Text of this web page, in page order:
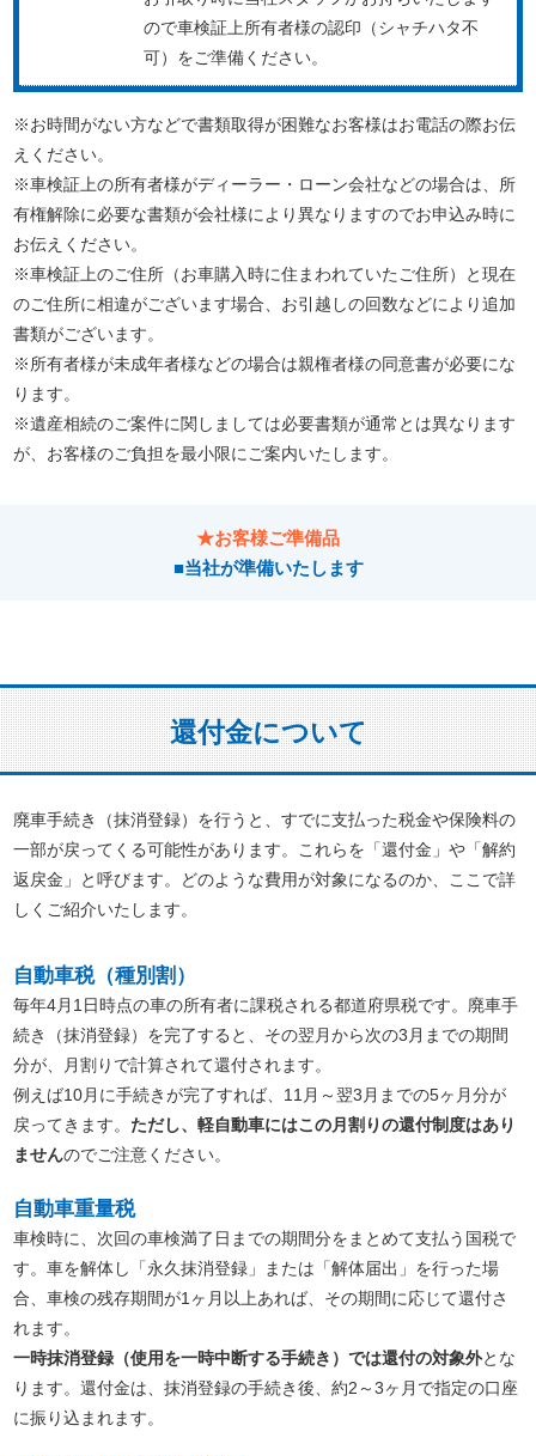
ので車検証上所有者様の認印（シャチハタ不
可）をご準備ください。
※お時間がない方などで書類取得が困難なお客様はお電話の際お伝
えください。
※車検証上の所有者様がディーラー・ローン会社などの場合は、所
有権解除に必要な書類が会社様により異なりますのでお申込み時に
お伝えください。
※車検証上のご住所（お車購入時に住まわれていたご住所）と現在
のご住所に相違がございます場合、お引越しの回数などにより追加
書類がございます。
※所有者様が未成年者様などの場合は親権者様の同意書が必要にな
ります。
※遺産相続のご案件に関しましては必要書類が通常とは異なります
が、お客様のご負担を最小限にご案内いたします。
★お客様ご準備品
■当社が準備いたします
還付金について
廃車手続き（抹消登録）を行うと、すでに支払った税金や保険料の
一部が戻ってくる可能性があります。これらを「還付金」や「解約
返戻金」と呼びます。どのような費用が対象になるのか、ここで詳
しくご紹介いたします。
自動車税（種別割）
毎年4月1日時点の車の所有者に課税される都道府県税です。廃車手
続き（抹消登録）を完了すると、その翌月から次の3月までの期間
分が、月割りで計算されて還付されます。
例えば10月に手続きが完了すれば、11月～翌3月までの5ヶ月分が
戻ってきます。 ただし、軽自動車にはこの月割りの還付制度はあり
ませんのでご注意ください。
自動車重量税
車検時に、次回の車検満了日までの期間分をまとめて支払う国税で
す。車を解体し「永久抹消登録」または「解体届出」を行った場
合、車検の残存期間が1ヶ月以上あれば、その期間に応じて還付さ
れます。
一時抹消登録（使用を一時中断する手続き）では還付の対象外とな
ります。還付金は、抹消登録の手続き後、約2～3ヶ月で指定の口座
に振り込まれます。